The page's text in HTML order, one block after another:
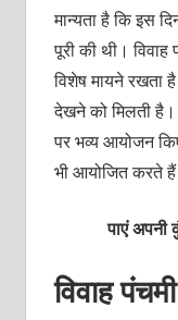
मान्‍यता है कि इस
पूरी की थी।
विशेष मायने रखता
देखने को मिलती है।
पर भव्य आयोजन
भी आयोजित करते
पाएं
विवाह